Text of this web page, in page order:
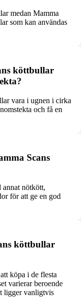
medan Mamma
som kan användas
köttbullar
vara i ugnen i cirka
och få en
Scans
annat nötkött,
för att ge en god
köttbullar
köpa i de flesta
varierar beroende
ligger vanligtvis